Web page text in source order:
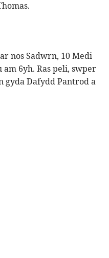
nos Sadwrn, 10 Medi
6yh. Ras peli, swper
gyda Dafydd Pantrod a